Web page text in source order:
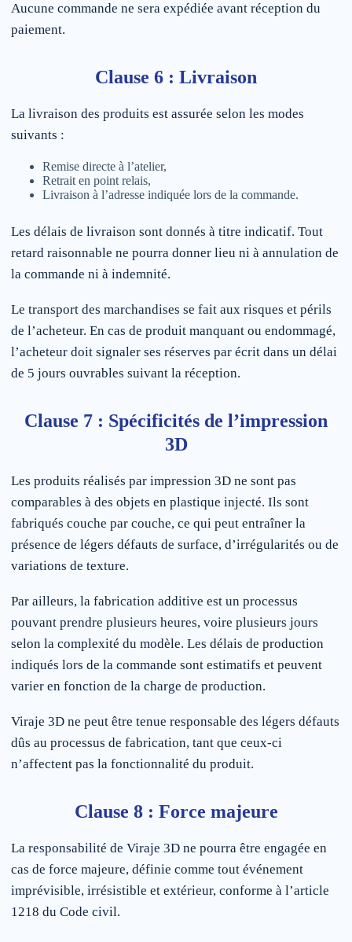
Aucune commande ne sera expédiée avant réception du
paiement.
Clause 6 : Livraison
La livraison des produits est assurée selon les modes
suivants :
Remise directe à l’atelier,
Retrait en point relais,
Livraison à l’adresse indiquée lors de la commande.
Les délais de livraison sont donnés à titre indicatif. Tout
retard raisonnable ne pourra donner lieu ni à annulation de
la commande ni à indemnité.
Le transport des marchandises se fait aux risques et périls
de l’acheteur. En cas de produit manquant ou endommagé,
l’acheteur doit signaler ses réserves par écrit dans un délai
de 5 jours ouvrables suivant la réception.
Clause 7 : Spécificités de l’impression
3D
Les produits réalisés par impression 3D ne sont pas
comparables à des objets en plastique injecté. Ils sont
fabriqués couche par couche, ce qui peut entraîner la
présence de légers défauts de surface, d’irrégularités ou de
variations de texture.
Par ailleurs, la fabrication additive est un processus
pouvant prendre plusieurs heures, voire plusieurs jours
selon la complexité du modèle. Les délais de production
indiqués lors de la commande sont estimatifs et peuvent
varier en fonction de la charge de production.
Viraje 3D ne peut être tenue responsable des légers défauts
dûs au processus de fabrication, tant que ceux-ci
n’affectent pas la fonctionnalité du produit.
Clause 8 : Force majeure
La responsabilité de Viraje 3D ne pourra être engagée en
cas de force majeure, définie comme tout événement
imprévisible, irrésistible et extérieur, conforme à l’article
1218 du Code civil.